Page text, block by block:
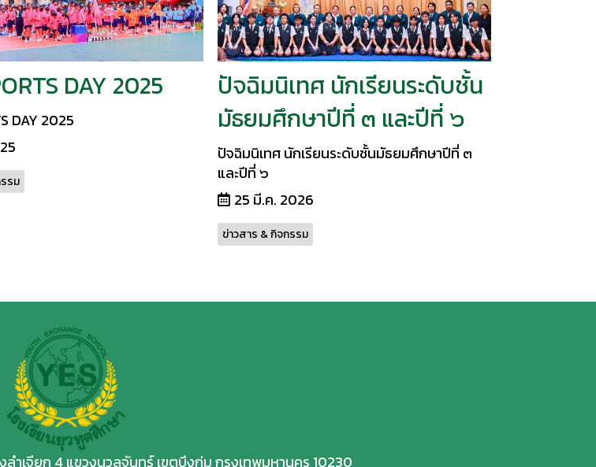
DAY 2025
DAY 2025
รม
ปัจฉิมนิเทศ นักเรียนระดับชั้น
มัธยมศึกษาปีที่ ๓ และปีที่ ๖
ปัจฉิมนิเทศ นักเรียนระดับชั้นมัธยมศึกษาปีที่ ๓
และปีที่ ๖
25 มี.ค. 2026
ข่าวสาร & กิจกรรม
ำเจียก 4 แขวงนวลจันทร์ เขตบึงกุ่ม กรุงเทพมหานคร 10230